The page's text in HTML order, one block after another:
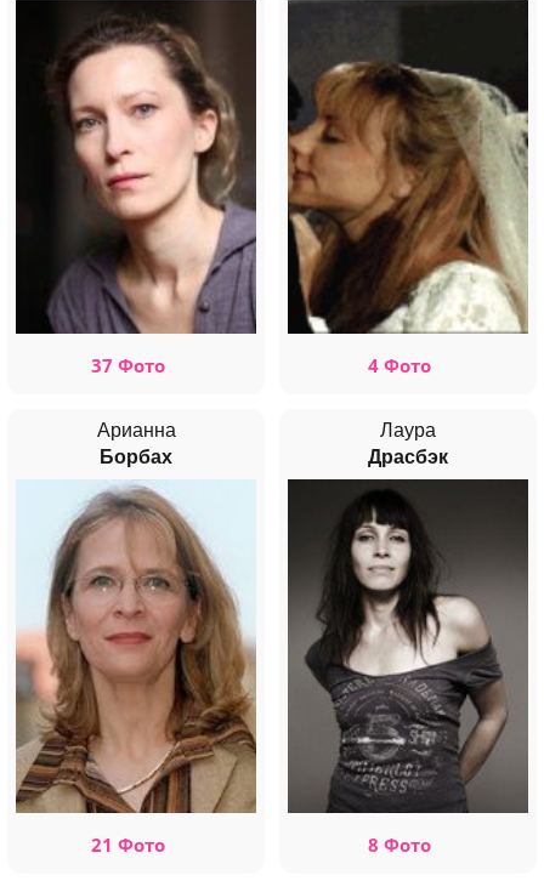
37 Фото 4 Фото
Арианна
Борбах
21 Фото
Лаура
Драсбэк
8 Фото